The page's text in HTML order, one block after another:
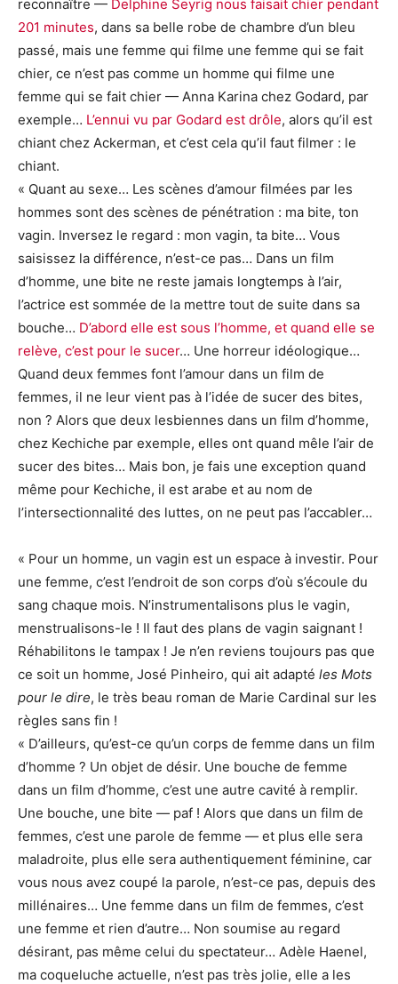
reconnaître — Delphine Seyrig nous faisait chier pendant
201 minutes, dans sa belle robe de chambre d’un bleu
passé, mais une femme qui filme une femme qui se fait
chier, ce n’est pas comme un homme qui filme une
femme qui se fait chier — Anna Karina chez Godard, par
exemple… L’ennui vu par Godard est drôle, alors qu’il est
chiant chez Ackerman, et c’est cela qu’il faut filmer : le
chiant.
« Quant au sexe… Les scènes d’amour filmées par les
hommes sont des scènes de pénétration : ma bite, ton
vagin. Inversez le regard : mon vagin, ta bite… Vous
saisissez la différence, n’est-ce pas… Dans un film
d’homme, une bite ne reste jamais longtemps à l’air,
l’actrice est sommée de la mettre tout de suite dans sa
bouche… D’abord elle est sous l’homme, et quand elle se
relève, c’est pour le sucer… Une horreur idéologique…
Quand deux femmes font l’amour dans un film de
femmes, il ne leur vient pas à l’idée de sucer des bites,
non ? Alors que deux lesbiennes dans un film d’homme,
chez Kechiche par exemple, elles ont quand mêle l’air de
sucer des bites… Mais bon, je fais une exception quand
même pour Kechiche, il est arabe et au nom de
l’intersectionnalité des luttes, on ne peut pas l’accabler…
« Pour un homme, un vagin est un espace à investir. Pour
une femme, c’est l’endroit de son corps d’où s’écoule du
sang chaque mois. N’instrumentalisons plus le vagin,
menstrualisons-le ! Il faut des plans de vagin saignant !
Réhabilitons le tampax ! Je n’en reviens toujours pas que
ce soit un homme, José Pinheiro, qui ait adapté les Mots
pour le dire, le très beau roman de Marie Cardinal sur les
règles sans fin !
« D’ailleurs, qu’est-ce qu’un corps de femme dans un film
d’homme ? Un objet de désir. Une bouche de femme
dans un film d’homme, c’est une autre cavité à remplir.
Une bouche, une bite — paf ! Alors que dans un film de
femmes, c’est une parole de femme — et plus elle sera
maladroite, plus elle sera authentiquement féminine, car
vous nous avez coupé la parole, n’est-ce pas, depuis des
millénaires… Une femme dans un film de femmes, c’est
une femme et rien d’autre… Non soumise au regard
désirant, pas même celui du spectateur… Adèle Haenel,
ma coqueluche actuelle, n’est pas très jolie, elle a les